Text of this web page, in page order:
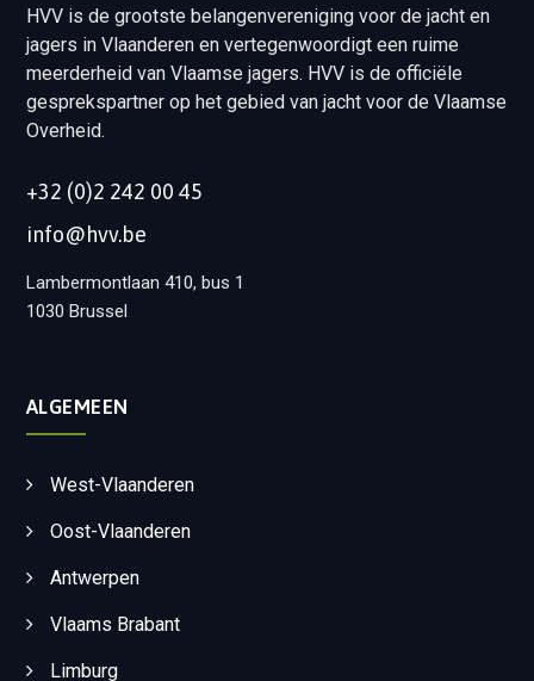
HVV is de grootste belangenvereniging voor de jacht en
jagers in Vlaanderen en vertegenwoordigt een ruime
meerderheid van Vlaamse jagers. HVV is de officiële
gesprekspartner op het gebied van jacht voor de Vlaamse
Overheid.
+32 (0)2 242 00 45
info@hvv.be
Lambermontlaan 410, bus 1
1030 Brussel
ALGEMEEN
West-Vlaanderen
Oost-Vlaanderen
Antwerpen
Vlaams Brabant
Limburg